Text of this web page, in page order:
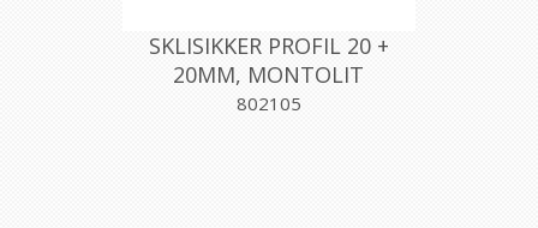
SKLISIKKER PROFIL 20 +
20MM, MONTOLIT
802105